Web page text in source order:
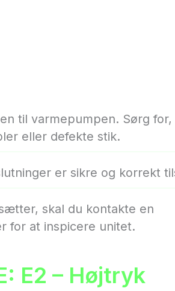
til varmepumpen. Sørg
eller defekte stik.
er sikre og korrekt
skal du kontakte en
for at inspicere unitet.
E2 – Højtryk